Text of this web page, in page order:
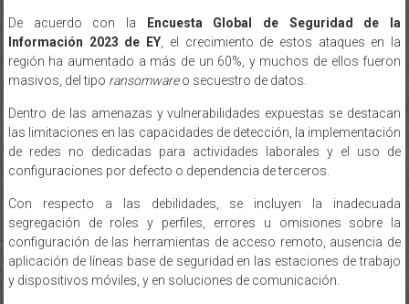
De acuerdo con la
Encuesta Global de Seguridad de la
Información 2023 de EY , el crecimiento de estos ataques en la
región ha aumentado a más de un 60%, y muchos de ellos fueron
masivos, del tipo ransomwareo secuestro de datos.
Dentro de las amenazas y vulnerabilidades expuestas se destacan
las limitaciones en las capacidades de detección, la implementación
de redes no dedicadas para actividades laborales y el uso de
configuraciones por defecto o dependencia de terceros.
Con respecto a las debilidades, se incluyen la inadecuada
segregación de roles y perfiles, errores u omisiones sobre la
configuración de las herramientas de acceso remoto, ausencia de
aplicación de líneas base de seguridad en las estaciones de trabajo
y dispositivos móviles, y en soluciones de comunicación.